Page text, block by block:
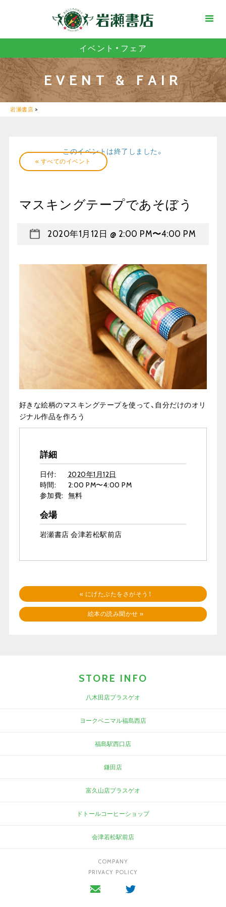
イベント・フェア
EVENT & FAIR
岩瀬書店 >
« すべてのイベント
このイベントは終了しました。
マスキングテープであそぼう
2020年1月12日 @ 2:00 PM〜4:00 PM
好きな絵柄のマスキングテープを使って、自分だけのオリ
ジナル作品を作ろう
詳細
日付:
2020年1月12日
時間:
2:00 PM〜4:00 PM
参加費: 無料
会場
岩瀬書店 会津若松駅前店
« にげたぶたをさがそう！
絵本の読み聞かせ »
STORE INFO
八木田店プラスゲオ
ヨークベニマル福島西店
福島駅西口店
鎌田店
富久山店プラスゲオ
ドトールコーヒーショップ
会津若松駅前店
COMPANY
PRIVACY POLICY